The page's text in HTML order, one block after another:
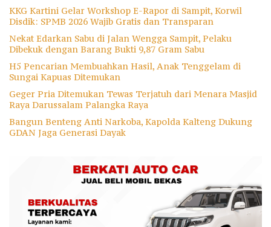
KKG Kartini Gelar Workshop E-Rapor di Sampit, Korwil
Disdik: SPMB 2026 Wajib Gratis dan Transparan
Nekat Edarkan Sabu di Jalan Wengga Sampit, Pelaku
Dibekuk dengan Barang Bukti 9,87 Gram Sabu
H5 Pencarian Membuahkan Hasil, Anak Tenggelam di
Sungai Kapuas Ditemukan
Geger Pria Ditemukan Tewas Terjatuh dari Menara Masjid
Raya Darussalam Palangka Raya
Bangun Benteng Anti Narkoba, Kapolda Kalteng Dukung
GDAN Jaga Generasi Dayak